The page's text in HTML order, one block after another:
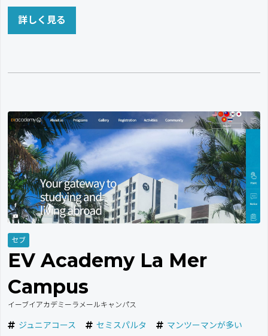
詳しく見る
セブ
EV Academy La Mer
Campus
イーブイアカデミーラメールキャンパス
ジュニアコース セミスパルタ
マンツーマンが多い